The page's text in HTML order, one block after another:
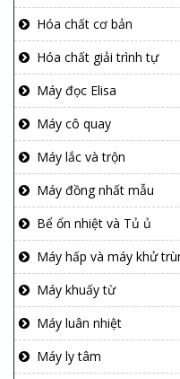
Hóa chất cơ bản
Hóa chất giải trình tự
Máy đọc Elisa
Máy cô quay
Máy lắc và trộn
Máy đồng nhất mẫu
Bể ổn nhiệt và Tủ ủ
Máy hấp và máy khử
Máy khuấy từ
Máy luân nhiệt
Máy ly tâm